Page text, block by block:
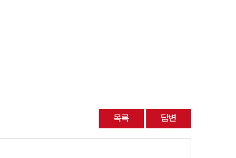
목록 답변